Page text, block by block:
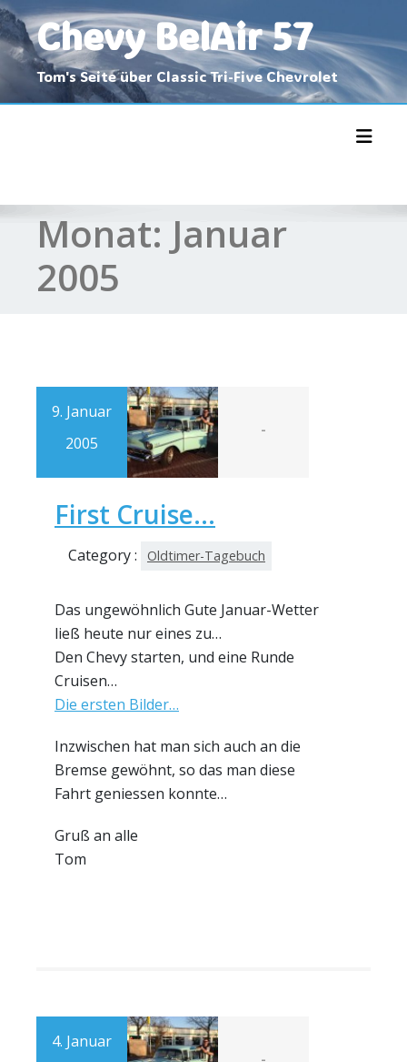
Skip
to
contentChevy BelAir 57
Tom's Seite über Classic Tri-Five Chevrolet
Monat: Januar
2005
9. Januar
2005
-
First Cruise…
Category : Oldtimer-Tagebuch
Das ungewöhnlich Gute Januar-Wetter
ließ heute nur eines zu…
Den Chevy starten, und eine Runde
Cruisen…
Die ersten Bilder…
Inzwischen hat man sich auch an die
Bremse gewöhnt, so das man diese
Fahrt geniessen konnte…
Gruß an alle
Tom
4. Januar